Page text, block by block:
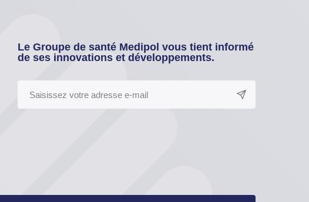
Le Groupe de santé Medipol vous tient informé
de ses innovations et développements.